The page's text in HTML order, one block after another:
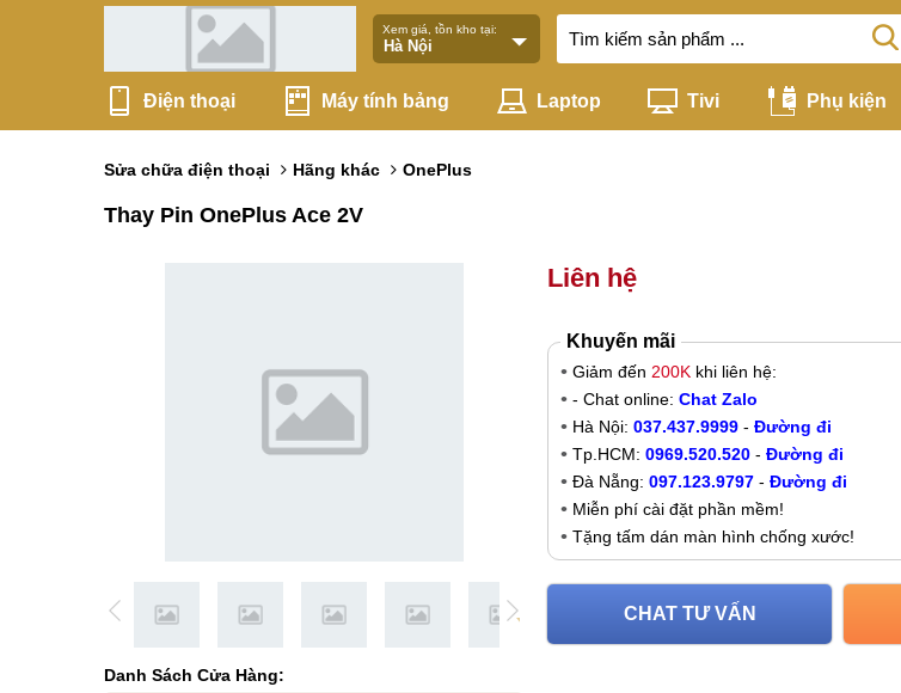
Xem giá, tồn kho tại:
Điện thoại Máy tính bảng Laptop Tivi Phụ kiện
Sửa chữa điện thoại Hãng khác OnePlus
Thay Pin OnePlus Ace 2V
Danh Sách Cửa Hàng:
Liên hệ
Khuyến mãi
Giảm đến 200K khi liên hệ:
- Chat online: Chat Zalo
Hà Nội: 037.437.9999 - Đường đi
Tp.HCM: 0969.520.520 - Đường đi
Đà Nẵng: 097.123.9797 - Đường đi
Miễn phí cài đặt phần mềm!
Tặng tấm dán màn hình chống xước!
CHAT TƯ VẤN